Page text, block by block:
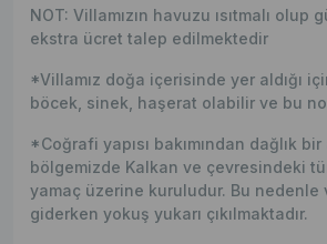
NOT: Villamızın havuzu ısıtmalı olup
ekstra ücret talep edilmektedir
*Villamız doğa içerisinde yer aldığı
böcek, sinek, haşerat olabilir ve bu
*Coğrafi yapısı bakımından dağlık
bölgemizde Kalkan ve çevresindeki
yamaç üzerine kuruludur. Bu nedenle
giderken yokuş yukarı çıkılmaktadır.